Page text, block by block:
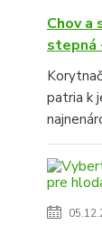
Chov a
stepná
patria k